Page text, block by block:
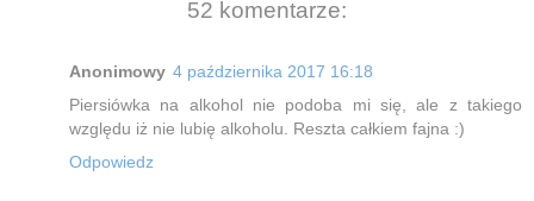
52 komentarze:
Anonimowy 4 października 2017 16:18
Piersiówka na alkohol nie podoba mi się, ale z takiego
względu iż nie lubię alkoholu. Reszta całkiem fajna :)
Odpowiedz